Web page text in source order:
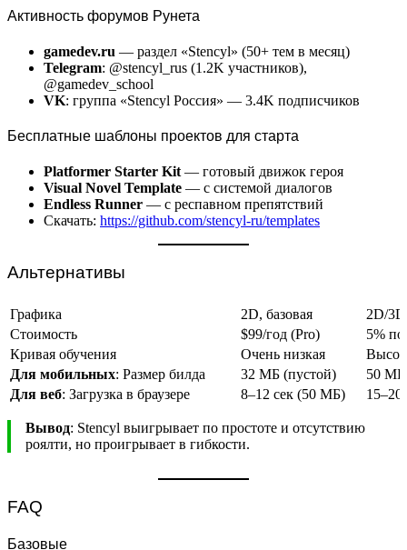
Активность форумов Рунета
gamedev.ru — раздел «Stencyl» (50+ тем в месяц)
Telegram: @stencyl_rus (1.2K участников),
@gamedev_school
VK: группа «Stencyl Россия» — 3.4K подписчиков
Бесплатные шаблоны проектов для старта
Platformer Starter Kit— готовый движок героя
Visual Novel Template — с системой диалогов
Endless Runner — с респавном препятствий
Скачать: https://github.com/stencyl-ru/templates
Альтернативы
Графика 2D, базовая
2D/
Стоимость
$99/год (Pro)
5%
Кривая обучения
Очень низкая
Для мобильных: Размер билда 32 МБ (пустой)
50
Для веб: Загрузка в браузере 8–12 сек (50 МБ) 15–20
Вывод: Stencyl выигрывает по простоте и отсутствию
роялти, но проигрывает в гибкости.
FAQ
Базовые